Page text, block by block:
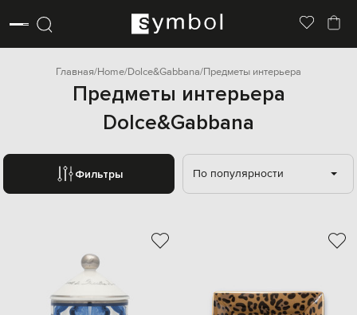
Главная Home Dolce&Gabbana Предметы интерьера
Предметы интерьера
Dolce&Gabbana
Фильтры По популярности